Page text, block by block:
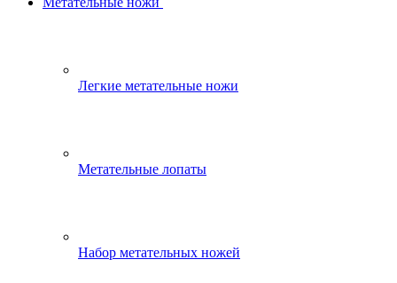
Легкие метательные ножи
Метательные лопаты
Набор метательных ножей